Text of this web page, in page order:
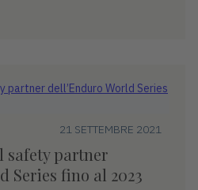
21 SETTEMBRE 2021
safety partner
Series fino al 2023